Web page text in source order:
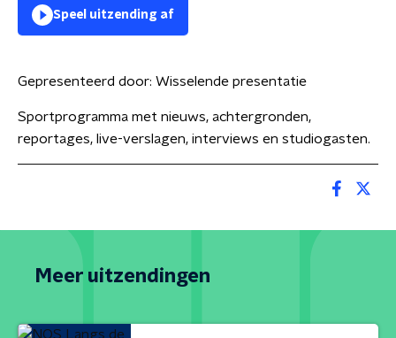
Speel uitzending af
Gepresenteerd door: Wisselende presentatie
Sportprogramma met nieuws, achtergronden,
reportages, live-verslagen, interviews en studiogasten.
Meer uitzendingen